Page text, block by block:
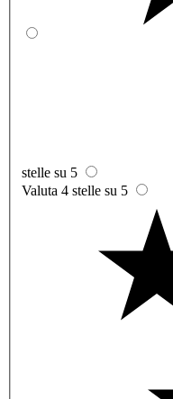
stelle su 5
Valuta 4 stelle su 5